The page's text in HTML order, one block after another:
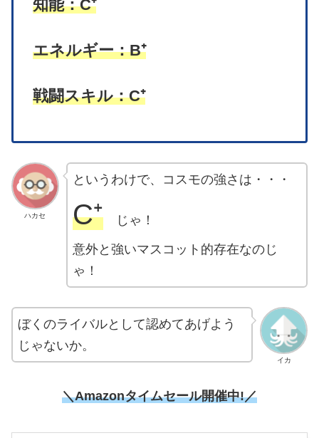
知能：C⁺
エネルギー：B⁺
戦闘スキル：C⁺
ハカセ
というわけで、コスモの強さは・・・
C⁺じゃ！
意外と強いマスコット的存在なのじ
ゃ！
イカ
ぼくのライバルとして認めてあげよう
じゃないか。
＼Amazonタイムセール開催中!／